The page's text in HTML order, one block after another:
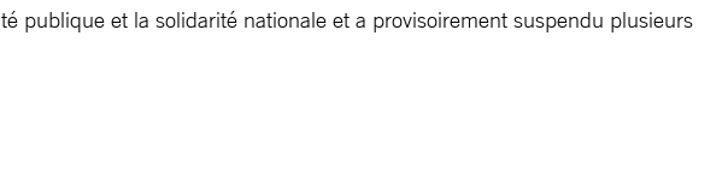
publique et la solidarité nationale et a provisoirement suspendu plusieurs